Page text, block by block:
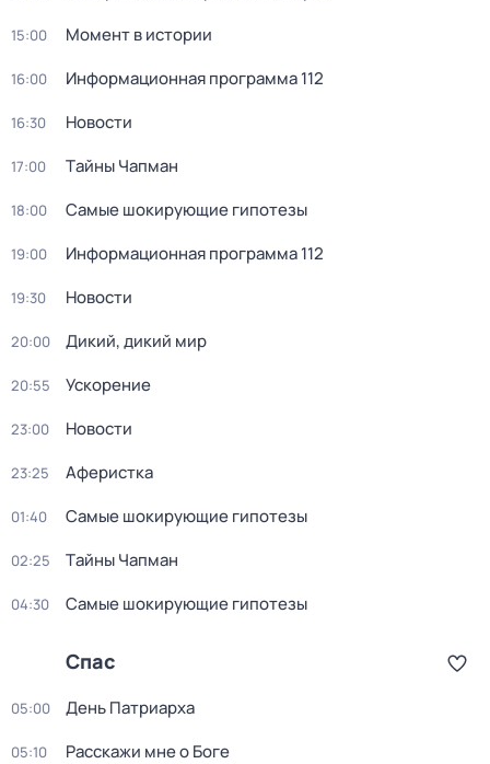
15:00 Момент в истории
16:00 Информационная программа 112
16:30 Новости
17:00 Тaйны Чапман
18:00 Самые шoкиpующие гипотезы
19:00 Информационная программа 112
19:30 Новости
20:00 Дикий, дикий мир
20:55 Ускорение
23:00 Новости
23:25 Аферистка
01:40 Самые шoкиpующие гипотезы
02:25 Тaйны Чапман
04:30 Самые шoкиpующие гипотезы
Спас
05:00 День Патриарха
05:10 Расскажи мне о Боге